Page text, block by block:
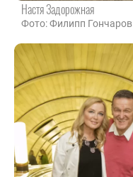
Настя Задорожная
Фото: Филипп Гончаров